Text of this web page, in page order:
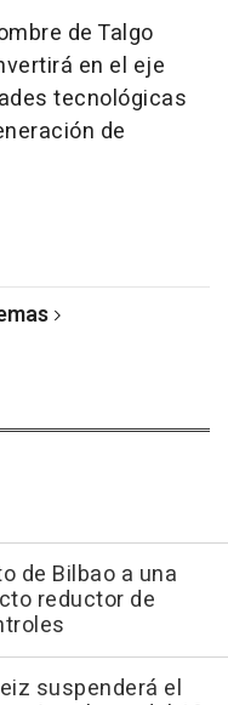
de Talgo
en el eje
tecnológicas
de
de Bilbao a una
reductor de
suspenderá el